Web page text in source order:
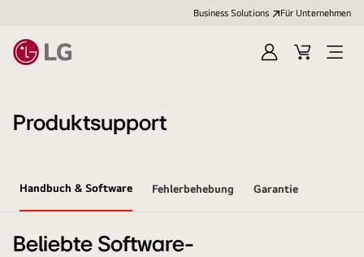
Business Solutions Für Unternehmen
Anmelden
Cart
Open
Produktsupport
Handbuch & Software Fehlerbehebung Garantie
Beliebte Software-